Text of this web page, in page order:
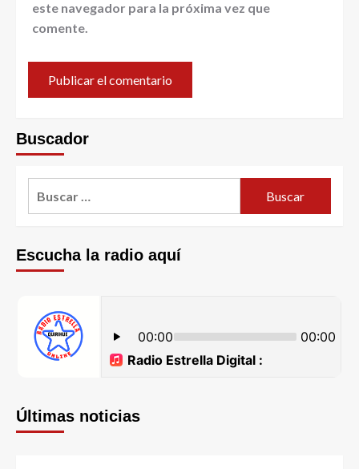
este navegador para la próxima vez que
comente.
Buscador
Escucha la radio aquí
Últimas noticias